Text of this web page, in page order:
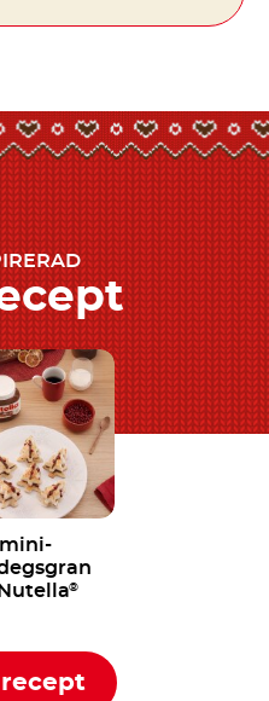
®
recept